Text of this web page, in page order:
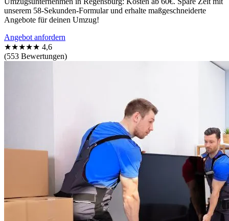
unserem 58-Sekunden-Formular und erhalte maßgeschneiderte
Angebote für deinen Umzug!
Angebot anfordern
★★★★★ 4,6
(553 Bewertungen)